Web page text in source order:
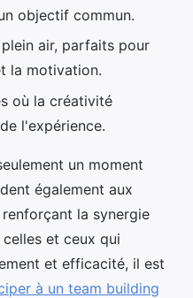
objectif commun.
plein air, parfaits pour
la motivation.
où la créativité
l'expérience.
un moment
également aux
la synergie
et ceux qui
et efficacité, il est
à un team building